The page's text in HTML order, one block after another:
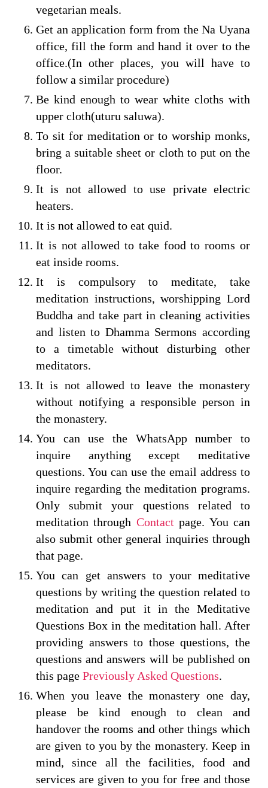
vegetarian meals.
Get an application form from the Na Uyana
office, fill the form and hand it over to the
office.(In other places, you will have to
follow a similar procedure)
Be kind enough to wear white cloths with
upper cloth(uturu saluwa).
To sit for meditation or to worship monks,
bring a suitable sheet or cloth to put on the
floor.
It is not allowed to use private electric
heaters.
It is not allowed to eat quid.
It is not allowed to take food to rooms or
eat inside rooms.
It is compulsory to meditate, take
meditation instructions, worshipping Lord
Buddha and take part in cleaning activities
and listen to Dhamma Sermons according
to a timetable without disturbing other
meditators.
It is not allowed to leave the monastery
without notifying a responsible person in
the monastery.
You can use the WhatsApp number to
inquire anything except meditative
questions. You can use the email address to
inquire regarding the meditation programs.
Only submit your questions related to
meditation through Contact page. You can
also submit other general inquiries through
that page.
You can get answers to your meditative
questions by writing the question related to
meditation and put it in the Meditative
Questions Box in the meditation hall. After
providing answers to those questions, the
questions and answers will be published on
this page Previously Asked Questions.
When you leave the monastery one day,
please be kind enough to clean and
handover the rooms and other things which
are given to you by the monastery. Keep in
mind, since all the facilities, food and
services are given to you for free and those